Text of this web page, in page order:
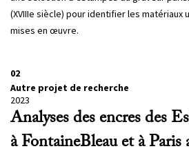
(XVIIIe siècle) pour identifier les matériaux
mises en œuvre.
02
Autre projet de recherche
2023
Analyses des encres des
à FontaineBleau et à Paris